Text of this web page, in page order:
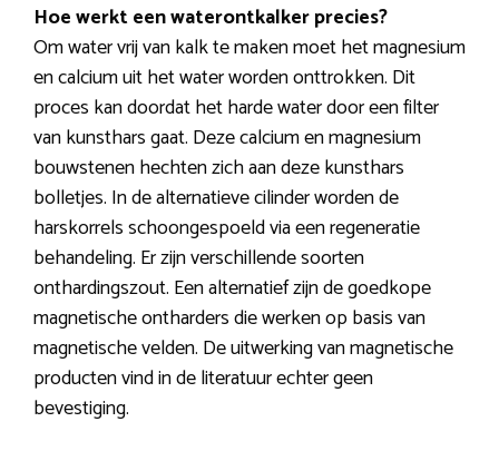
Hoe werkt een waterontkalker precies?
Om water vrij van kalk te maken moet het magnesium
en calcium uit het water worden onttrokken. Dit
proces kan doordat het harde water door een filter
van kunsthars gaat. Deze calcium en magnesium
bouwstenen hechten zich aan deze kunsthars
bolletjes. In de alternatieve cilinder worden de
harskorrels schoongespoeld via een regeneratie
behandeling. Er zijn verschillende soorten
onthardingszout. Een alternatief zijn de goedkope
magnetische ontharders die werken op basis van
magnetische velden. De uitwerking van magnetische
producten vind in de literatuur echter geen
bevestiging.